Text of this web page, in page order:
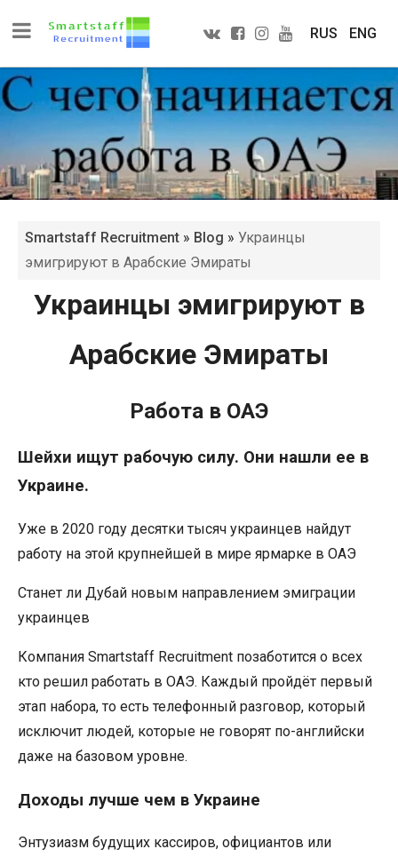
RUS ENG
Smartstaff Recruitment » Blog » Украинцы
эмигрируют в Арабские Эмираты
Украинцы эмигрируют в
Арабские Эмираты
Работа в ОАЭ
Шейхи ищут рабочую силу. Они нашли ее в
Украине.
Уже в 2020 году десятки тысяч украинцев найдут
работу на этой крупнейшей в мире ярмарке в ОАЭ
Станет ли Дубай новым направлением эмиграции
украинцев
Компания Smartstaff Recruitment позаботится о всех
кто решил работать в ОАЭ. Каждый пройдёт первый
этап набора, то есть телефонный разговор, который
исключит людей, которые не говорят по-английски
даже на базовом уровне.
Доходы лучше чем в Украине
Энтузиазм будущих кассиров, официантов или